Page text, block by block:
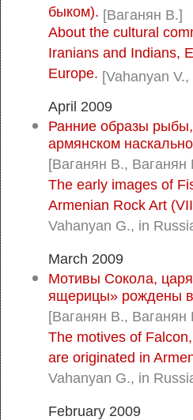
быком). [Ваганян В.]
About the cultural
Iranians and Indians,
Europe. [Vahanyan
April 2009
Ранние образы
армянском
[Ваганян В., Ваганян
The early images of
Armenian Rock Art
Vahanyan G., in
March 2009
Мотивы Сокола,
ящерицы» рождены
[Ваганян В., Ваганян
The motives of
are originated in
Vahanyan G., in
February 2009